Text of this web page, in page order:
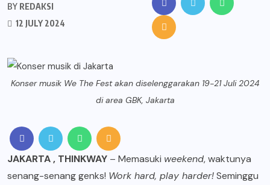
BY REDAKSI
12 JULY 2024
Konser musik We The Fest akan diselenggarakan 19-21 Juli 2024
di area GBK, Jakarta
JAKARTA , THINKWAY – Memasuki weekend, waktunya
senang-senang genks! Work hard, play harder!Seminggu